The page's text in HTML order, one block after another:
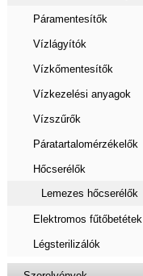
Páramentesítők
Vízlágyítók
Vízkőmentesítők
Vízkezelési anyagok
Vízszűrők
Páratartalomérzékelők
Hőcserélők
Lemezes hőcserélők
Elektromos fűtőbetétek
Légsterilizálók